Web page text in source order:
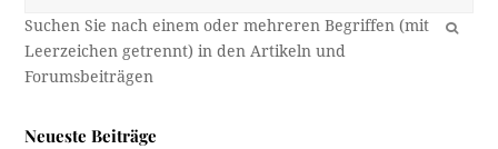
OK
Neueste Beiträge